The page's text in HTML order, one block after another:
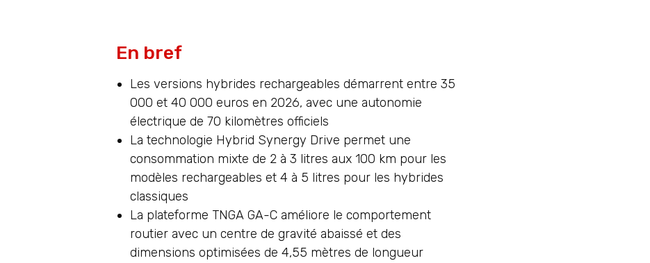
En bref
Les versions hybrides rechargeables démarrent entre 35
000 et 40 000 euros en 2026, avec une autonomie
électrique de 70 kilomètres officiels
La technologie Hybrid Synergy Drive permet une
consommation mixte de 2 à 3 litres aux 100 km pour les
modèles rechargeables et 4 à 5 litres pour les hybrides
classiques
La plateforme TNGA GA-C améliore le comportement
routier avec un centre de gravité abaissé et des
dimensions optimisées de 4,55 mètres de longueur